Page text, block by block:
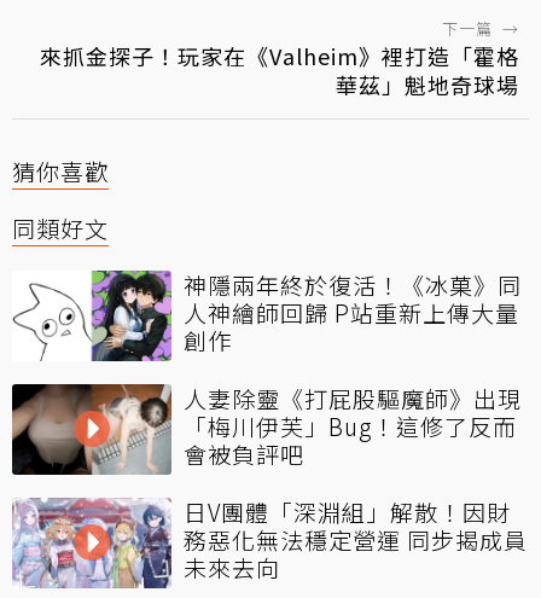
下一篇 →
來抓金探子！玩家在《Valheim》裡打造「霍格
華茲」魁地奇球場
猜你喜歡
同類好文
神隱兩年終於復活！《冰菓》同
人神繪師回歸 P站重新上傳大量
創作
人妻除靈《打屁股驅魔師》出現
「梅川伊芙」Bug！這修了反而
會被負評吧
日V團體「深淵組」解散！因財
務惡化無法穩定營運 同步揭成員
未來去向